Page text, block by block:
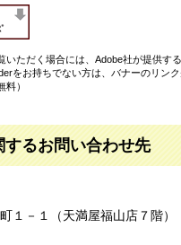
いただく場合には、Adobe社が提供す
をお持ちでない方は、バナーのリン
料）
するお問い合わせ先
１－１（天満屋福山店７階）